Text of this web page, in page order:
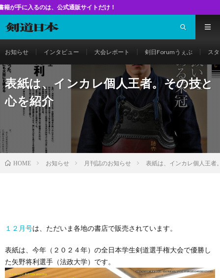
、公式通販サイトだけ！
お知らせ インタビュー 大会レポート 剣日Forumうぇぶ ス
表紙は、インカレ個人王者。その技と
心を紹介
HOME お知らせ 月刊誌のお知らせ 表紙は、インカレ個人王者
１２月号は、ただいま各地の書店で販売されています。
表紙は、今年（２０２４年）の全日本学生剣道選手権大会で優勝し
た矢野将利選手（法政大学）です。